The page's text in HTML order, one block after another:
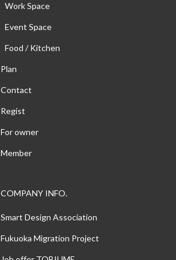
Work Space
Event Space
Food / Kitchen
Plan
Contact
Regist
For owner
Member
COMPANY INFO.
Smart Design Association
Fukuoka Migration Project